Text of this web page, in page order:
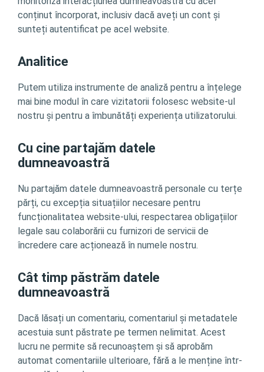
conținut încorporat, inclusiv dacă aveți un cont și
sunteți autentificat pe acel website.
Analitice
Putem utiliza instrumente de analiză pentru a înțelege
mai bine modul în care vizitatorii folosesc website-ul
nostru și pentru a îmbunătăți experiența utilizatorului.
Cu cine partajăm datele
dumneavoastră
Nu partajăm datele dumneavoastră personale cu terțe
părți, cu excepția situațiilor necesare pentru
funcționalitatea website-ului, respectarea obligațiilor
legale sau colaborării cu furnizori de servicii de
încredere care acționează în numele nostru.
Cât timp păstrăm datele
dumneavoastră
Dacă lăsați un comentariu, comentariul și metadatele
acestuia sunt păstrate pe termen nelimitat. Acest
lucru ne permite să recunoaștem și să aprobăm
automat comentariile ulterioare, fără a le menține într-